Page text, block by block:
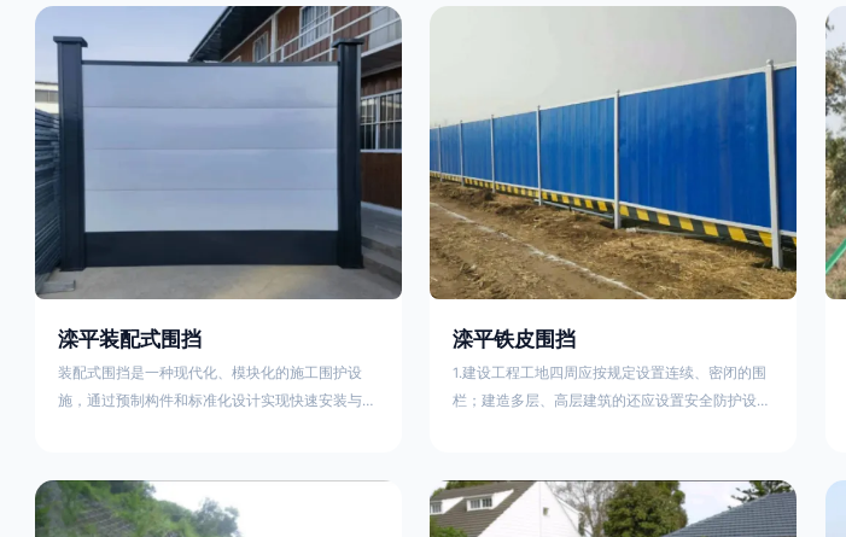
滦平装配式围挡
装配式围挡是一种现代化、模块化的施工围护设
施，通过预制构件和标准化设计实现快速安装与重
管立柱）与镀锌钢板、彩钢板等面板组合而成，通
过斜拉撑、横撑加强筋等部件增强整体稳定性立柱
滦平铁皮围挡
1.建设工程工地四周应按规定设置连续、密闭的围
栏；建造多层、高层建筑的还应设置安全防护设
在其他路段设置的围栏，其高度不得低于1.8m。2.
围档使用的材料应保证围栏稳固、整洁、美观。市